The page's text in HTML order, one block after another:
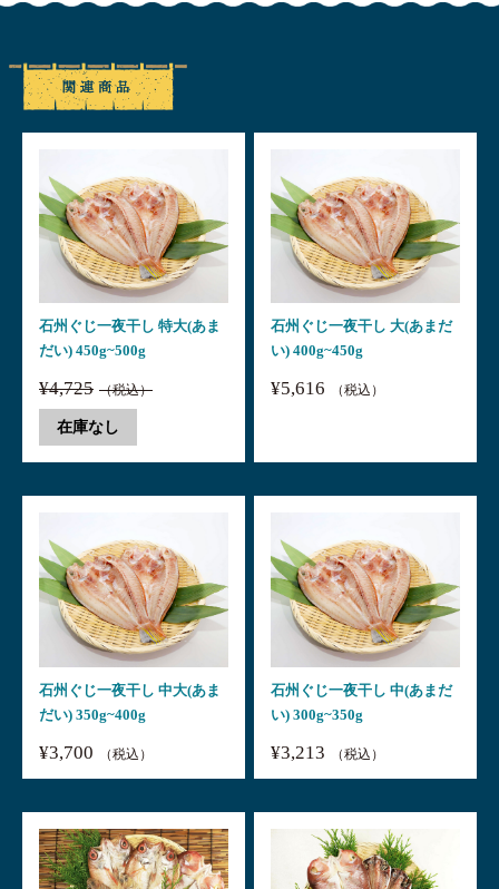
石州ぐじ一夜干し 特大(あま
だい) 450g~500g
¥4,725 （税込）
在庫なし
石州ぐじ一夜干し 大(あまだ
い) 400g~450g
¥5,616 （税込）
石州ぐじ一夜干し 中大(あま
だい) 350g~400g
¥3,700 （税込）
石州ぐじ一夜干し 中(あまだ
い) 300g~350g
¥3,213 （税込）